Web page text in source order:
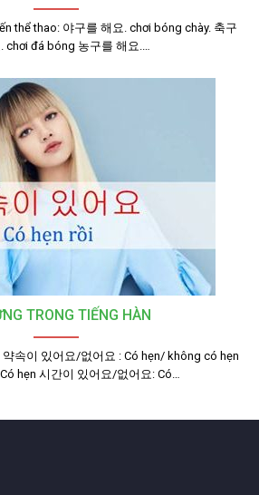
thể thao: 야구를 해요. chơi bóng chày. 축구
chơi đá bóng 농구를 해요.…
TRONG TIẾNG HÀN
속이 있어요/없어요 : Có hẹn/ không có hẹn
hẹn 시간이 있어요/없어요: Có…